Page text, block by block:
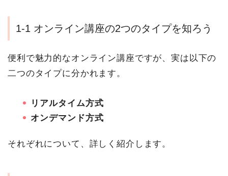
1-1 オンライン講座の2つのタイプを知ろう
便利で魅力的なオンライン講座ですが、実は以下の
二つのタイプに分かれます。
リアルタイム方式
オンデマンド方式
それぞれについて、詳しく紹介します。